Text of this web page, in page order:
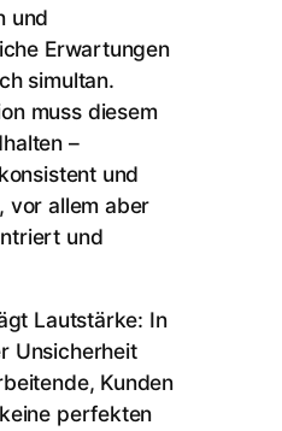
und
Erwartungen
simultan.
muss diesem
–
und
vor allem aber
und
Lautstärke: In
Unsicherheit
Kunden
perfekten